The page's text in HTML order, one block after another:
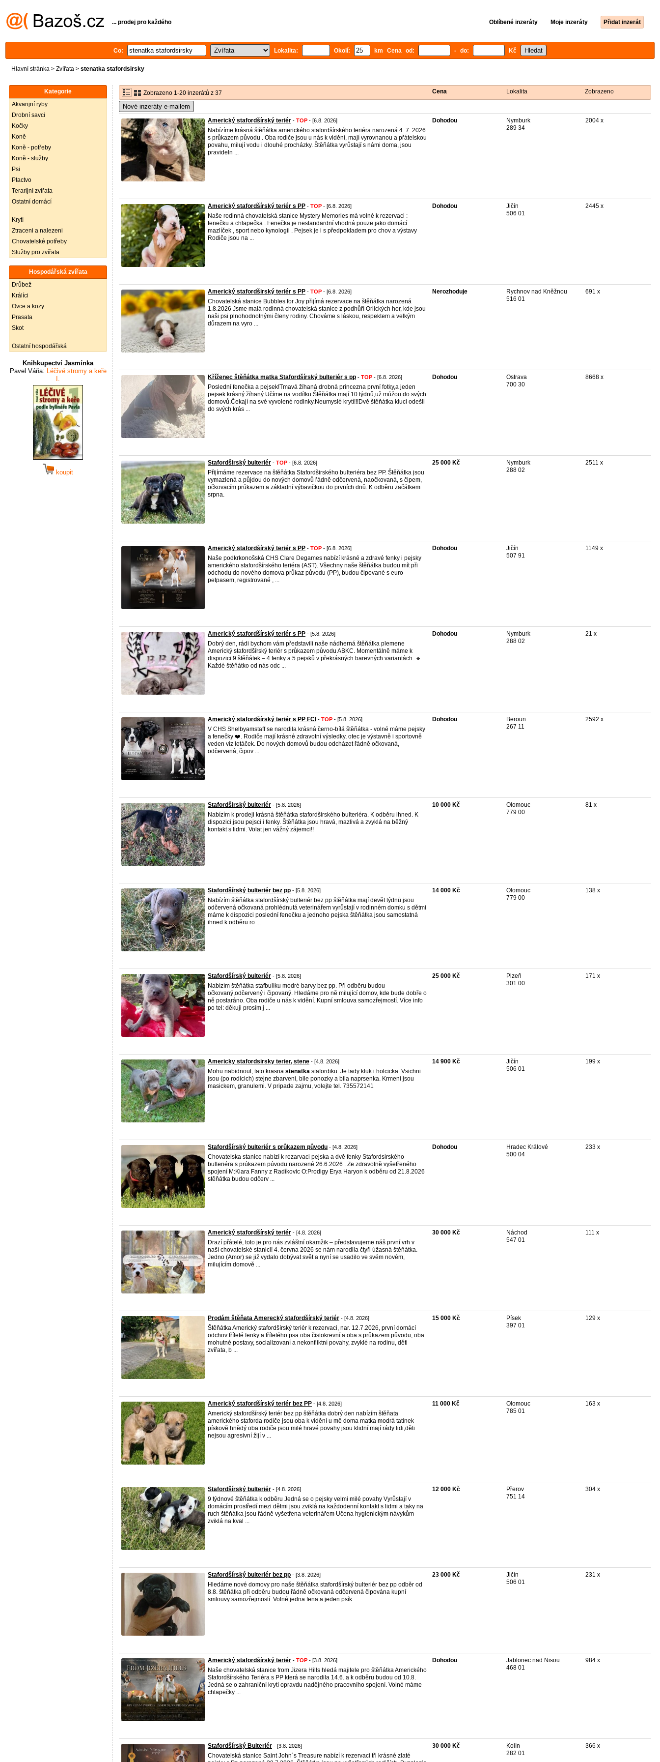
... prodej pro každého Oblíbené inzeráty Moje inzeráty Přidat inzerát
Co: Lokalita: Okolí: km Cena od: - do: Kč
Hlavní stránka > Zvířata > stenatka stafordsirsky
Kategorie
Akvarijní ryby
Drobní savci
Kočky
Koně
Koně - potřeby
Koně - služby
Psi
Ptactvo
Terarijní zvířata
Ostatní domácí
Krytí
Ztraceni a nalezeni
Chovatelské potřeby
Služby pro zvířata
Hospodářská zvířata
Drůbež
Králíci
Ovce a kozy
Prasata
Skot
Ostatní hospodářská
Knihkupectví Jasmínka
Pavel Váňa: Léčivé stromy a keře
I.
koupit
Zobrazeno 1-20 inzerátů z 37 Cena Lokalita Zobrazeno
Nové inzeráty e-mailem
Americký stafordšírský teriér - TOP - [6.8. 2026]
Nabízíme krásná štěňátka amerického stafordšírského teriéra narozená 4. 7. 2026
s průkazem původu . Oba rodiče jsou u nás k vidění, mají vyrovnanou a přátelskou
povahu, milují vodu i dlouhé procházky. Štěňátka vyrůstají s námi doma, jsou
pravideln ...
Dohodou
Nymburk
289 34
2004 x
Americký stafordšírský teriér s PP - TOP - [6.8. 2026]
Naše rodinná chovatelská stanice Mystery Memories má volné k rezervaci :
fenečku a chlapečka . Fenečka je nestandardní vhodná pouze jako domácí
mazlíček , sport nebo kynologii . Pejsek je i s předpokladem pro chov a výstavy
Rodiče jsou na ...
Dohodou
Jičín
506 01
2445 x
Americký stafordširský teriér s PP - TOP - [6.8. 2026]
Chovatelská stanice Bubbles for Joy přijímá rezervace na štěňátka narozená
1.8.2026 Jsme malá rodinná chovatelská stanice z podhůří Orlických hor, kde jsou
naši psi plnohodnotnými členy rodiny. Chováme s láskou, respektem a velkým
důrazem na vyro ...
Nerozhoduje
Rychnov nad Kněžnou
516 01
691 x
Kříženec štěňátka matka Stafordšírský bulteriér s pp - TOP - [6.8. 2026]
Poslední fenečka a pejsek!Tmavá žíhaná drobná princezna první fotky,a jeden
pejsek krásný žíhaný.Učíme na vodítku.Štěňátka mají 10 týdnů,už můžou do svých
domovů.Čekají na své vyvolené rodinky.Neumyslé krytí!!!Dvě štěňátka kluci odešli
do svých krás ...
Dohodou
Ostrava
700 30
8668 x
Stafordširský bulteriér - TOP - [6.8. 2026]
Přijímáme rezervace na štěňátka Stafordširského bulteriéra bez PP. Štěňátka jsou
vymazlená a půjdou do nových domovů řádně odčervená, naočkovaná, s čipem,
očkovacím průkazem a základní výbavičkou do prvních dnů. K odběru začátkem
srpna.
25 000 Kč
Nymburk
288 02
2511 x
Americký stafordšírský teriér s PP - TOP - [6.8. 2026]
Naše podkrkonošská CHS Clare Degames nabízí krásné a zdravé fenky i pejsky
amerického stafordšírského teriéra (AST). Všechny naše štěňátka budou mít při
odchodu do nového domova průkaz původu (PP), budou čipované s euro
petpasem, registrované , ...
Dohodou
Jičín
507 91
1149 x
Americký stafordšírský teriér s PP - [5.8. 2026]
Dobrý den, rádi bychom vám představili naše nádherná štěňátka plemene
Americký stafordšírský teriér s průkazem původu ABKC. Momentálně máme k
dispozici 9 štěňátek – 4 fenky a 5 pejsků v překrásných barevných variantách. 🔹
Každé štěňátko od nás odc ...
Dohodou
Nymburk
288 02
21 x
Americký stafordšírský teriér s PP FCI - TOP - [5.8. 2026]
V CHS Shelbyamstaff se narodila krásná černo-bílá štěňátka - volné máme pejsky
a fenečky ❤️. Rodiče mají krásné zdravotní výsledky, otec je výstavně i sportovně
veden viz letáček. Do nových domovů budou odcházet řádně očkovaná,
odčervená, čipov ...
Dohodou
Beroun
267 11
2592 x
Stafordširský bulteriér - [5.8. 2026]
Nabízím k prodeji krásná štěňátka stafordširského bulteriéra. K odběru ihned. K
dispozici jsou pejsci i fenky. Štěňátka jsou hravá, mazlivá a zvyklá na běžný
kontakt s lidmi. Volat jen vážný zájemci!!
10 000 Kč
Olomouc
779 00
81 x
Stafordšírský bulteriér bez pp - [5.8. 2026]
Nabízím štěňátka stafordšírský bulteriér bez pp štěňátka mají devět týdnů jsou
odčervená očkovaná prohlédnutá veterinářem vyrůstají v rodinném domku s dětmi
máme k dispozici poslední fenečku a jednoho pejska štěňátka jsou samostatná
ihned k odběru ro ...
14 000 Kč
Olomouc
779 00
138 x
Stafordšírský bulteriér - [5.8. 2026]
Nabízím štěňátka stafbulíku modré barvy bez pp. Při odběru budou
očkovaný,odčervený i čipovaný. Hledáme pro ně milující domov, kde bude dobře o
ně postaráno. Oba rodiče u nás k vidění. Kupní smlouva samozřejmostí. Více info
po tel: děkuji prosím j ...
25 000 Kč
Plzeň
301 00
171 x
Americky stafordsirsky terier, stene - [4.8. 2026]
Mohu nabidnout, tato krasna stenatka stafordiku. Je tady kluk i holcicka. Vsichni
jsou (po rodicich) stejne zbarveni, bile ponozky a bila naprsenka. Krmeni jsou
masickem, granulemi. V pripade zajmu, volejte tel. 735572141
14 900 Kč
Jičín
506 01
199 x
Stafordšírský bulteriér s průkazem původu - [4.8. 2026]
Chovatelska stanice nabízí k rezarvaci pejska a dvě fenky Stafordsirského
bulteriéra s prúkazem púvodu narozené 26.6.2026 . Ze zdravotně vyšetřeného
spojení M:Kiara Fanny z Radíkovic O:Prodigy Erya Haryon k odběru od 21.8.2026
stěňátka budou odčerv ...
Dohodou
Hradec Králové
500 04
233 x
Americký stafordšírský teriér - [4.8. 2026]
Drazí přátelé, toto je pro nás zvláštní okamžik – představujeme náš první vrh v
naší chovatelské stanici! 4. června 2026 se nám narodila čtyři úžasná štěňátka.
Jedno (Amor) se již vydalo dobývat svět a nyní se usadilo ve svém novém,
milujícím domově ...
30 000 Kč
Náchod
547 01
111 x
Prodám štěňata Amerecký stafordšírský teriér - [4.8. 2026]
Štěňátka Americký stafordšírský teriér k rezervaci, nar. 12.7.2026, první domácí
odchov tříleté fenky a tříletého psa oba čistokrevní a oba s průkazem původu, oba
mohutné postavy, socializovaní a nekonfliktní povahy, zvyklé na rodinu, děti
zvířata, b ...
15 000 Kč
Písek
397 01
129 x
Americký stafordšírský teriér bez PP - [4.8. 2026]
Americký stafordšírský teriér bez pp štěňátka dobrý den nabízím štěňata
amerického staforda rodiče jsou oba k vidění u mě doma matka modrá tatínek
pískově hnědý oba rodiče jsou milé hravé povahy jsou klidní mají rády lidi,děti
nejsou agresivní žijí v ...
11 000 Kč
Olomouc
785 01
163 x
Stafordšírský bulteriér - [4.8. 2026]
9 týdnové štěňátka k odběru Jedná se o pejsky velmi milé povahy Vyrůstají v
domácím prostředí mezi dětmi jsou zviklá na každodenní kontakt s lidmi a taky na
ruch štěňátka jsou řádně vyšetřena veterinářem Učena hygienickým návykům
zviklá na kval ...
12 000 Kč
Přerov
751 14
304 x
Stafordšírský bulteriér bez pp - [3.8. 2026]
Hledáme nové domovy pro naše štěňátka stafordšírský bulteriér bez pp odběr od
8.8. štěňátka při odběru budou řádně očkovaná odčervená čipována kupní
smlouvy samozřejmostí. Volné jedna fena a jeden psík.
23 000 Kč
Jičín
506 01
231 x
Americký stafordšírský teriér - TOP - [3.8. 2026]
Naše chovatelská stanice from Jizera Hills hledá majitele pro štěňátka Amerického
Stafordšírského Teriéra s PP která se narodila 14.6. a k odběru budou od 10.8.
Jedná se o zahraniční krytí opravdu nadějného pracovního spojení. Volné máme
chlapečky ...
Dohodou
Jablonec nad Nisou
468 01
984 x
Stafordšírský Bulteriér - [3.8. 2026]
Chovatelská stanice Saint John´s Treasure nabízí k rezervaci tři krásné zlaté
30 000 Kč
Kolín
282 01
366 x